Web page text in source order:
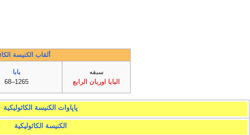
ألقاب الكنيسة
سبقه
البابا اوربان الرابع
بابا
1265–68
پاپاوات الكنيسة الكاثوليكية
الكنيسة الكاثوليكية